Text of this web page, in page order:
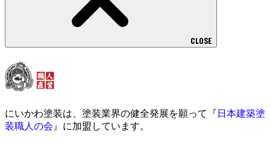
CLOSE
にいかわ塗装は、塗装業界の健全発展を願って『 日本建築塗
装職人の会 』に加盟しています。